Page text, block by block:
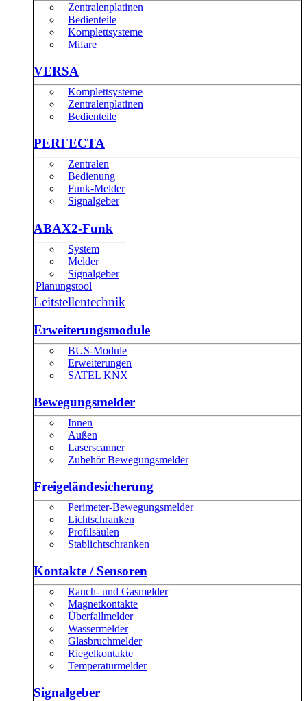
Zentralenplatinen
Bedienteile
Komplettsysteme
Mifare
VERSA
Komplettsysteme
Zentralenplatinen
Bedienteile
PERFECTA
Zentralen
Bedienung
Funk-Melder
Signalgeber
ABAX2-Funk
System
Melder
Signalgeber
Planungstool
Leitstellentechnik
Erweiterungsmodule
BUS-Module
Erweiterungen
SATEL KNX
Bewegungsmelder
Innen
Außen
Laserscanner
Zubehör Bewegungsmelder
Freigeländesicherung
Perimeter-Bewegungsmelder
Lichtschranken
Profilsäulen
Stablichtschranken
Kontakte / Sensoren
Rauch- und Gasmelder
Magnetkontakte
Überfallmelder
Wassermelder
Glasbruchmelder
Riegelkontakte
Temperaturmelder
Signalgeber